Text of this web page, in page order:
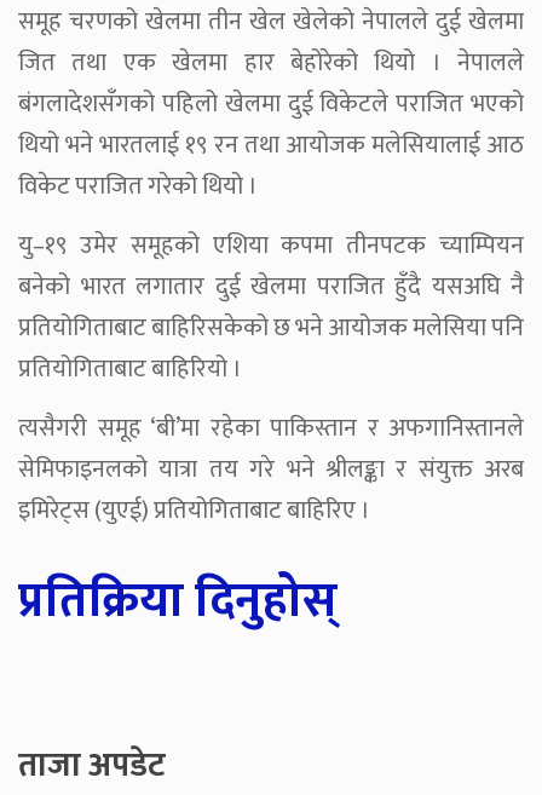
समूह चरणको खेलमा तीन खेल खेलेको नेपालले दुई खेलमा
जित तथा एक खेलमा हार बेहोरेको थियो । नेपालले
बंगलादेशसँगको पहिलो खेलमा दुई विकेटले पराजित भएको
थियो भने भारतलाई १९ रन तथा आयोजक मलेसियालाई आठ
विकेट पराजित गरेको थियो ।
यु–१९ उमेर समूहको एशिया कपमा तीनपटक च्याम्पियन
बनेको भारत लगातार दुई खेलमा पराजित हुँदै यसअघि नै
प्रतियोगिताबाट बाहिरिसकेको छ भने आयोजक मलेसिया पनि
प्रतियोगिताबाट बाहिरियो ।
त्यसैगरी समूह ‘बी’मा रहेका पाकिस्तान र अफगानिस्तानले
सेमिफाइनलको यात्रा तय गरे भने श्रीलङ्का र संयुक्त अरब
इमिरेट्स (युएई) प्रतियोगिताबाट बाहिरिए ।
प्रतिक्रिया दिनुहोस्
ताजा अपडेट